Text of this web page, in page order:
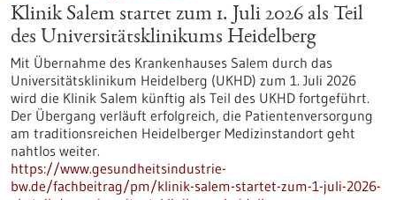
Klinik Salem startet zum 1. Juli 2026 als Teil
des Universitätsklinikums Heidelberg
Mit Übernahme des Krankenhauses Salem durch das
Universitätsklinikum Heidelberg (UKHD) zum 1. Juli 2026
wird die Klinik Salem künftig als Teil des UKHD fortgeführt.
Der Übergang verläuft erfolgreich, die Patientenversorgung
am traditionsreichen Heidelberger Medizinstandort geht
nahtlos weiter.
https://www.gesundheitsindustrie-
bw.de/fachbeitrag/pm/klinik-salem-startet-zum-1-juli-2026-